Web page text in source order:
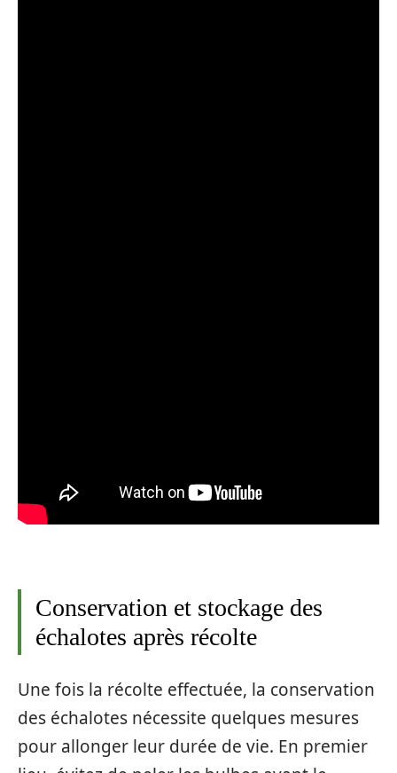
Conservation et stockage des
échalotes après récolte
Une fois la récolte effectuée, la conservation
des échalotes nécessite quelques mesures
pour allonger leur durée de vie. En premier